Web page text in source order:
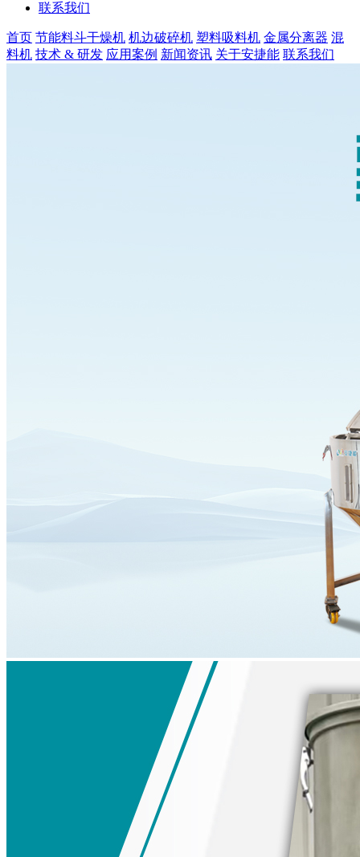
联系我们
首页 节能料斗干燥机 机边破碎机 塑料吸料机 金属分离器 混
料机 技术 & 研发 应用案例 新闻资讯 关于安捷能 联系我们